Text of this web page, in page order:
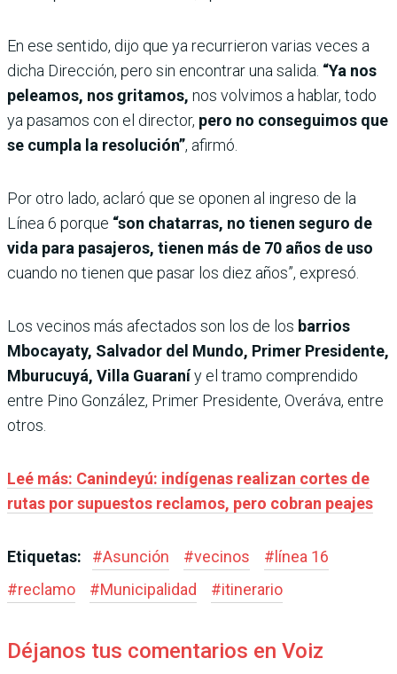
En ese sentido, dijo que ya recurrieron varias veces a
dicha Dirección, pero sin encontrar una salida. “Ya nos
peleamos, nos gritamos, nos volvimos a hablar, todo
ya pasamos con el director, pero no conseguimos que
se cumpla la resolución”, afirmó.
Por otro lado, aclaró que se oponen al ingreso de la
Línea 6 porque “son chatarras, no tienen seguro de
vida para pasajeros, tienen más de 70 años de uso
cuando no tienen que pasar los diez años”, expresó.
Los vecinos más afectados son los de los barrios
Mbocayaty, Salvador del Mundo, Primer Presidente,
Mburucuyá, Villa Guaraníy el tramo comprendido
entre Pino González, Primer Presidente, Overáva, entre
otros.
Leé más: Canindeyú: indígenas realizan cortes de
rutas por supuestos reclamos, pero cobran peajes
Etiquetas: #Asunción #vecinos #línea 16
#reclamo #Municipalidad #itinerario
Déjanos tus comentarios en Voiz